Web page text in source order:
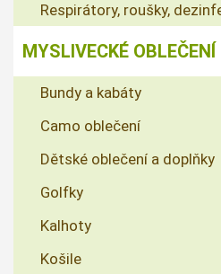
Respirátory, roušky,
MYSLIVECKÉ OBLEČENÍ
Bundy a kabáty
Camo oblečení
Dětské oblečení a doplňky
Golfky
Kalhoty
Košile